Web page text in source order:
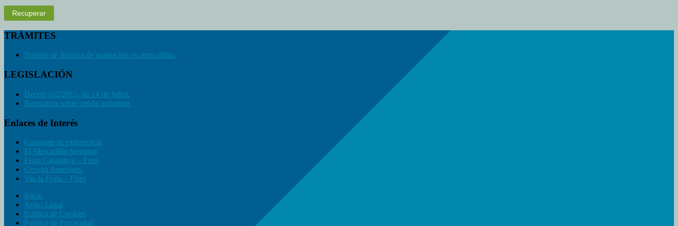
Recuperar
TRÁMITES
Trámite de licencia de ocupación en mercadillo.
LEGISLACIÓN
Decret 162/2015, de 14 de Juliol.
Normativa sobre venda ambulant.
Enlaces de Interés
Comparte tu experiencia
El Mercadillo Semanal
Festa Catalunya – Fires
Gesvan Assessors.
Viu la Festa – Fires
Inicio
Aviso Legal
Política de Cookies
Política de Privacidad